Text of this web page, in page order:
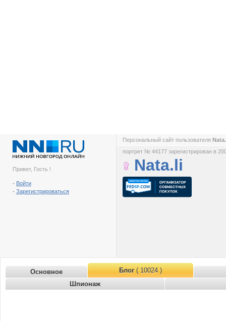
Привет, Гость !
- Войти
- Зарегистрироваться
Персональный сайт пользователя
портрет № 44177 зарегистрирован в
Nata.li
Основное Блог( 10024 )
Шпионаж